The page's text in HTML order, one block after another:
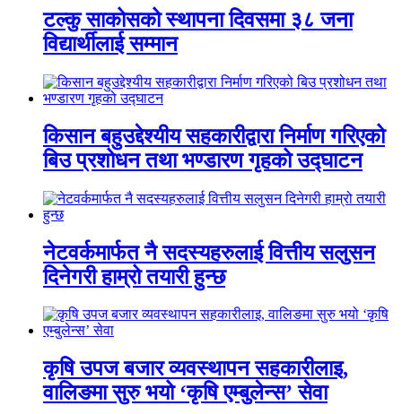
टल्कु साकोसको स्थापना दिवसमा ३८ जना
विद्यार्थीलाई सम्मान
किसान बहुउद्देश्यीय सहकारीद्वारा निर्माण गरिएको
बिउ प्रशोधन तथा भण्डारण गृहको उद्घाटन
नेटवर्कमार्फत नै सदस्यहरुलाई वित्तीय सलुसन
दिनेगरी हाम्रो तयारी हुन्छ
कृषि उपज बजार व्यवस्थापन सहकारीलाइ,
वालिङमा सुरु भयो ‘कृषि एम्बुलेन्स’ सेवा